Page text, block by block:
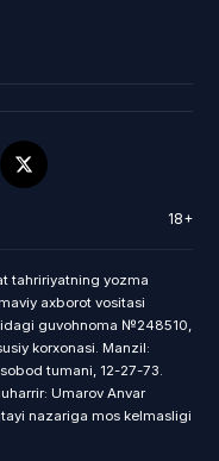
18+
tahririyatning yozma
axborot vositasi
guvohnoma №248510,
korxonasi. Manzil:
tumani, 12-27-73.
Umarov Anvar
nazariga mos kelmasligi